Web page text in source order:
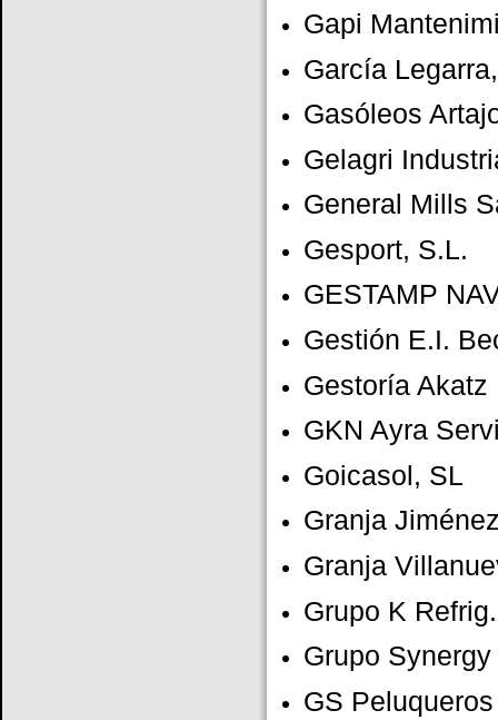
Gapi
García
Gasóleos
Gelagri
General Mills
Gesport, S.L.
GESTAMP
Gestión E.I.
Gestoría Akatz
GKN Ayra
Goicasol, SL
Granja
Granja
Grupo K
Grupo
GS Peluqueros